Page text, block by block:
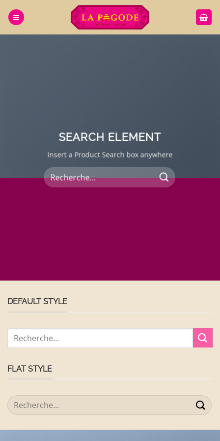
au
SEARCH ELEMENT
Insert a Product Search box anywhere
Recherche
pour :
DEFAULT STYLE
Recherche
FLAT STYLE
Recherche
pour :